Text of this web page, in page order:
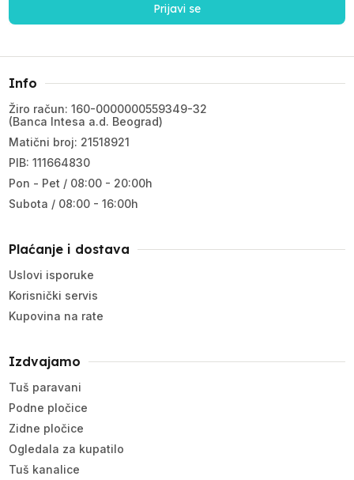
Prijavi se
Info
Žiro račun: 160-0000000559349-32
(Banca Intesa a.d. Beograd)
Matični broj: 21518921
PIB: 111664830
Pon - Pet / 08:00 - 20:00h
Subota / 08:00 - 16:00h
Plaćanje i dostava
Uslovi isporuke
Korisnički servis
Kupovina na rate
Izdvajamo
Tuš paravani
Podne pločice
Zidne pločice
Ogledala za kupatilo
Tuš kanalice